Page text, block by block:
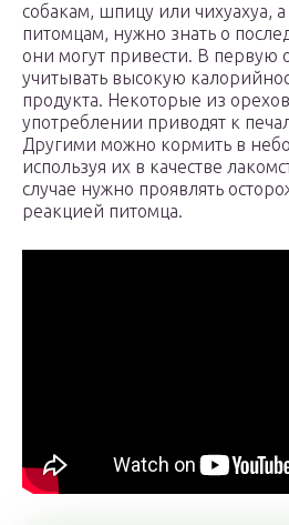
собакам, шпицу или чихуахуа,
питомцам, нужно знать о
они могут привести. В первую
учитывать высокую
продукта. Некоторые из
употреблении приводят к
Другими можно кормить в
используя их в качестве
случае нужно проявлять
реакцией питомца.